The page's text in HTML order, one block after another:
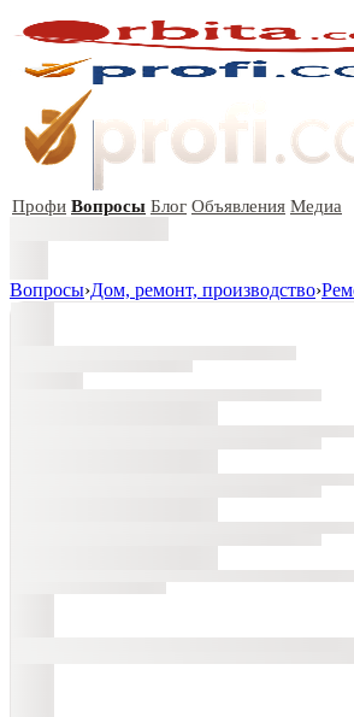
Профи Вопросы Блог Объявления Медиа
Вопросы›Дом, ремонт, производство›